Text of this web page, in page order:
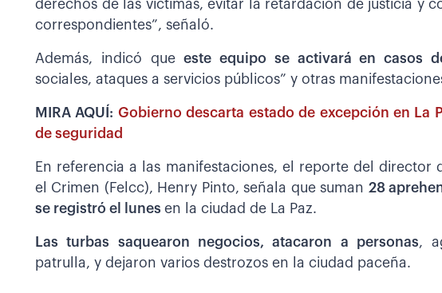
derechos de las víctimas, evitar la retardación de justicia y
correspondientes”, señaló.
Además, indicó queeste equipo se activará en casos
sociales, ataques a servicios públicos” y otras
MIRA AQUÍ: Gobierno descarta estado de excepción en La
de seguridad
En referencia a las manifestaciones, el reporte del director
el Crimen (Felcc), Henry Pinto, señala que suman 28
se registró el lunes en la ciudad de La Paz.
Las turbas saquearon negocios, atacaron a personas,
patrulla, y dejaron varios destrozos en la ciudad paceña.